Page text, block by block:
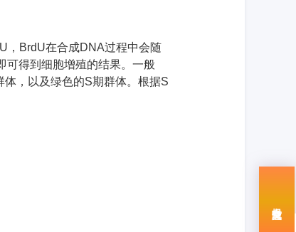
， BrdU在合成DNA过程中会随
可得到细胞增殖的结果。一般
体，以及绿色的S期群体。根据S